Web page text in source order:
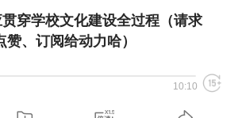
穿学校文化建设全过程（请求
赞、订阅给动力哈）
10:10